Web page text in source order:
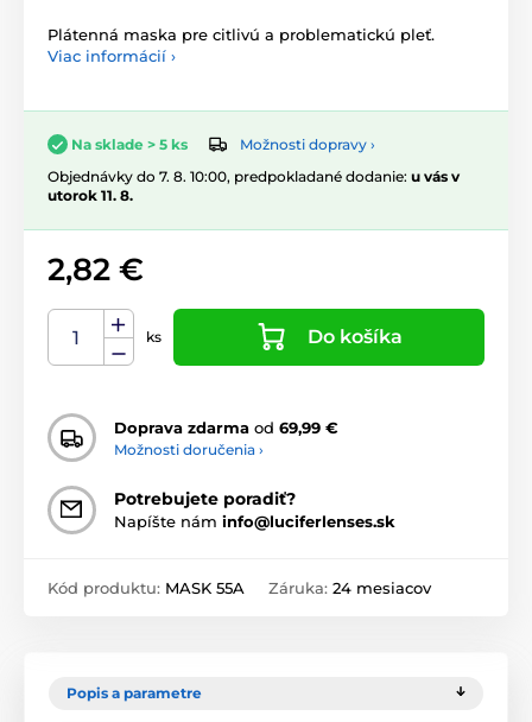
Plátenná maska pre citlivú a problematickú pleť.
Viac informácií ›
Na sklade > 5 ks
Možnosti dopravy ›
Objednávky do 7. 8. 10:00, predpokladané dodanie: u vás v
utorok 11. 8.
2,82 €
ks Do košíka
Doprava zdarma od 69,99 €
Možnosti doručenia ›
Potrebujete poradiť?
Napíšte nám info@luciferlenses.sk
Kód produktu: MASK 55A Záruka: 24 mesiacov
Popis a parametre